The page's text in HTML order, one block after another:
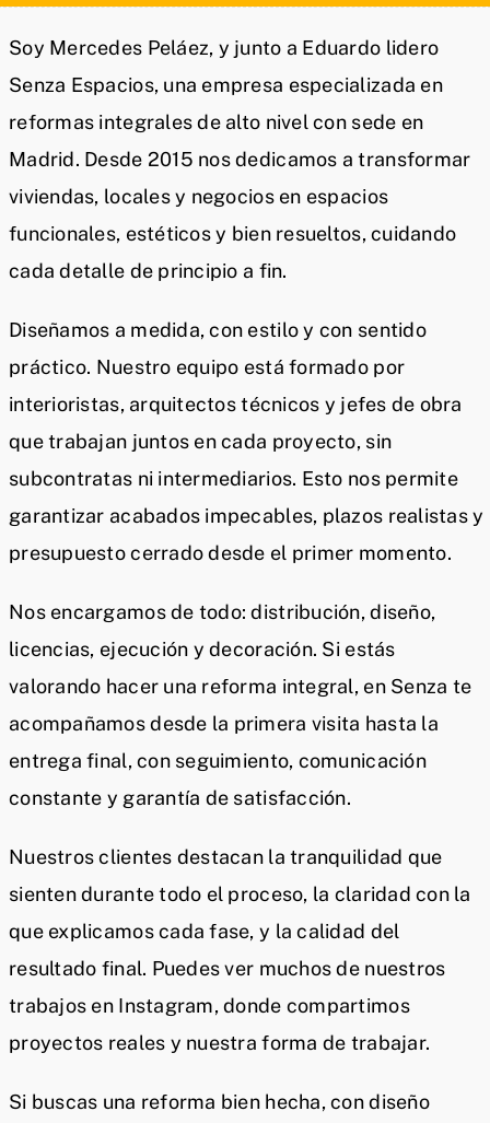
Soy Mercedes Peláez, y junto a Eduardo lidero
Senza Espacios, una empresa especializada en
reformas integrales de alto nivel con sede en
Madrid. Desde 2015 nos dedicamos a transformar
viviendas, locales y negocios en espacios
funcionales, estéticos y bien resueltos, cuidando
cada detalle de principio a fin.
Diseñamos a medida, con estilo y con sentido
práctico. Nuestro equipo está formado por
interioristas, arquitectos técnicos y jefes de obra
que trabajan juntos en cada proyecto, sin
subcontratas ni intermediarios. Esto nos permite
garantizar acabados impecables, plazos realistas y
presupuesto cerrado desde el primer momento.
Nos encargamos de todo: distribución, diseño,
licencias, ejecución y decoración. Si estás
valorando hacer una reforma integral, en Senza te
acompañamos desde la primera visita hasta la
entrega final, con seguimiento, comunicación
constante y garantía de satisfacción.
Nuestros clientes destacan la tranquilidad que
sienten durante todo el proceso, la claridad con la
que explicamos cada fase, y la calidad del
resultado final. Puedes ver muchos de nuestros
trabajos en Instagram, donde compartimos
proyectos reales y nuestra forma de trabajar.
Si buscas una reforma bien hecha, con diseño